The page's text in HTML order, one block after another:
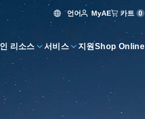
언어 MyAE 카트 0
리소스 서비스 지원 Shop Online